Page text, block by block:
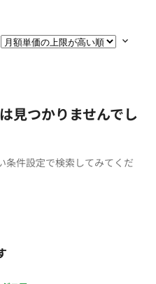
見つかりませんでし
条件設定で検索してみてくだ